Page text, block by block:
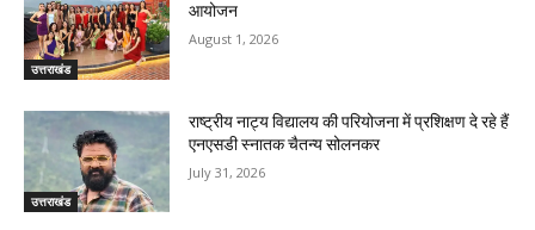
उत्तराखंड
आयोजन
August 1, 2026
उत्तराखंड
राष्ट्रीय नाट्य विद्यालय की परियोजना में प्रशिक्षण दे रहे हैं
एनएसडी स्नातक चैतन्य सोलनकर
July 31, 2026